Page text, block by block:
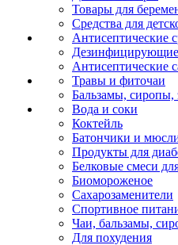
Товары для
Средства для
Антисептические
Дезинфицирующие
Антисептические
Травы и фиточаи
Бальзамы, сиропы,
Вода и соки
Коктейль
Батончики и
Продукты для
Белковые смеси
Биомороженое
Сахарозаменители
Спортивное
Чаи, бальзамы,
Для похудения